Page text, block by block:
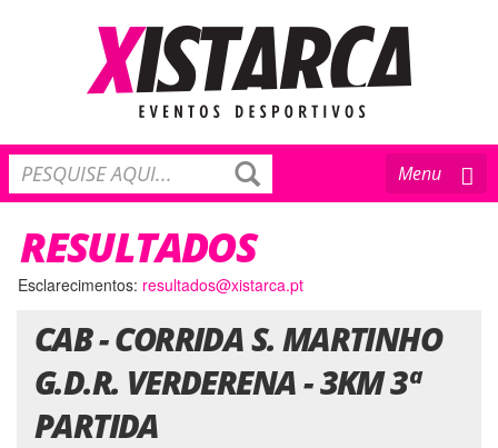
Toggle
navigation
Menu
RESULTADOS
Esclarecimentos: resultados@xistarca.pt
CAB - CORRIDA S. MARTINHO
G.D.R. VERDERENA - 3KM 3ª
PARTIDA